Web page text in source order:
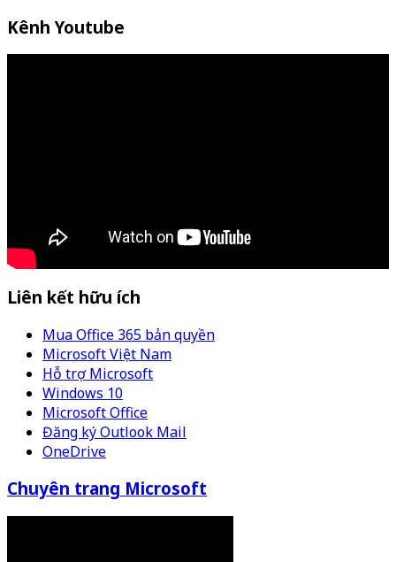
Kênh Youtube
Liên kết hữu ích
Mua Office 365 bản quyền
Microsoft Việt Nam
Hỗ trợ Microsoft
Windows 10
Microsoft Office
Đăng ký Outlook Mail
OneDrive
Chuyên trang Microsoft